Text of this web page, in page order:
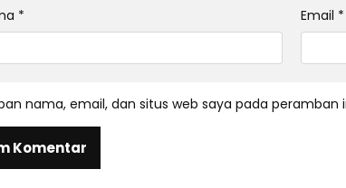
* Email *
nama, email, dan situs web saya pada